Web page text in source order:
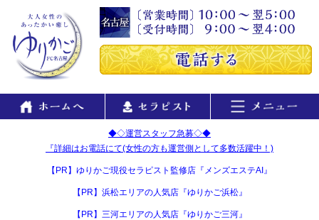
◆◇運営スタッフ急募◇◆
『詳細はお電話にて(女性の方も運営側として多数活躍中！)
【PR】ゆりかご現役セラピスト監修店『メンズエステAI』
【PR】浜松エリアの人気店『ゆりかご浜松』
【PR】三河エリアの人気店『ゆりかご三河』